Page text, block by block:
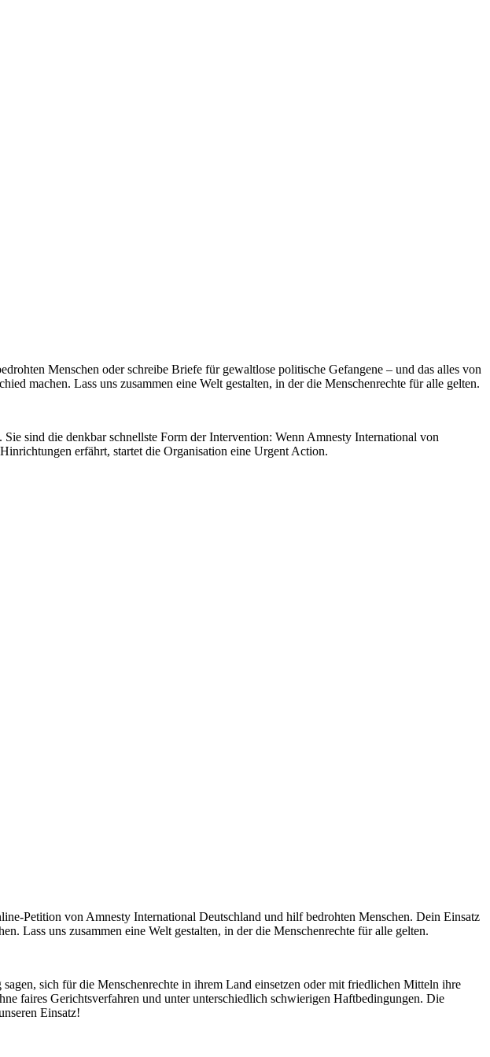
Menschen oder schreibe Briefe für gewaltlose politische Gefangene – und das alles von
machen. Lass uns zusammen eine Welt gestalten, in der die Menschenrechte für alle gelten.
sind die denkbar schnellste Form der Intervention: Wenn Amnesty International von
erfährt, startet die Organisation eine Urgent Action.
Petition von Amnesty International Deutschland und hilf bedrohten Menschen. Dein Einsatz
Lass uns zusammen eine Welt gestalten, in der die Menschenrechte für alle gelten.
sich für die Menschenrechte in ihrem Land einsetzen oder mit friedlichen Mitteln ihre
faires Gerichtsverfahren und unter unterschiedlich schwierigen Haftbedingungen. Die
Einsatz!